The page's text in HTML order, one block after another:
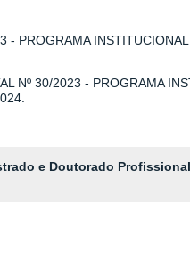
- PROGRAMA
Nº 30/2023 - PROGRAMA
e Doutorado